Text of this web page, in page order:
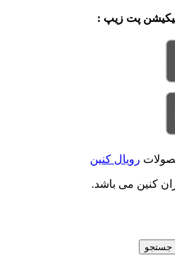
پت زیپ :
رویال کنین
کنین می باشد.
جستجو